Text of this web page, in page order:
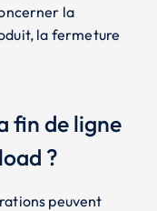
la
la fermeture
fin de ligne
?
peuvent